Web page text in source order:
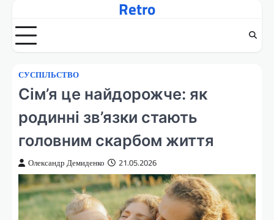
вмісту
Retro
СУСПІЛЬСТВО
Сім’я це найдорожче: як
родинні зв’язки стають
головним скарбом життя
Олександр Демиденко 21.05.2026